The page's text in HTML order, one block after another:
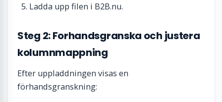
Ladda upp filen i B2B.nu.
Steg 2: Forhandsgranska och justera
kolumnmappning
Efter uppladdningen visas en
förhandsgranskning: